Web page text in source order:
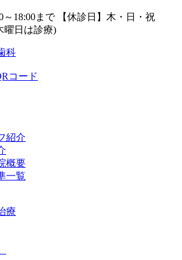
18:00まで 【休診日】木・日・祝
日は診療)
科
紹介
概要
一覧
療